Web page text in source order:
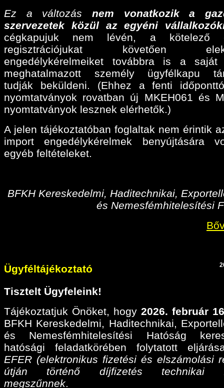
Ez a változás nem vonatkozik a
szervezetek közül az egyéni
cégkapujuk nem lévén, a kötelező
regisztrációjukat követően
engedélykérelmeiket továbbra is a
meghatalmazott személy ügyfélkapu
tudják beküldeni. (Ehhez a fenti
nyomtatványok rovatban új MKEH061 és
nyomtatványok lesznek elérhetők.)
A jelen tájékoztatóban foglaltak nem érintik
import engedélykérelmek benyújtására
egyéb feltételeket.
BFKH Kereskedelmi, Haditechnikai,
és Nemesfémhitelesítési
Ügyféltájékoztató
Tisztelt Ügyfeleink!
Tájékoztatjuk Önöket, hogy 2026. február
BFKH Kereskedelmi, Haditechnikai,
és Nemesfémhitelesítési Hatóság
hatósági feladatkörében folytatott
EFER (elektronikus fizetési és elszámolási
útján történő díjfizetés technikai
megszűnnek.